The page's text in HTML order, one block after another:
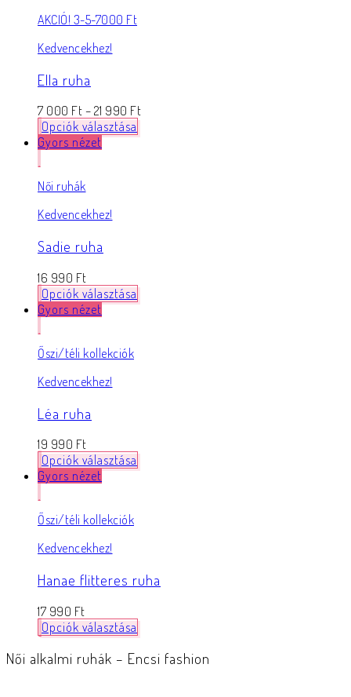
AKCIÓ! 3-5-7000 Ft
Kedvencekhez!
Ella ruha
7 000 Ft – 21 990 Ft
Opciók választása
Gyors nézet
Női ruhák
Kedvencekhez!
Sadie ruha
16 990 Ft
Opciók választása
Gyors nézet
Őszi/téli kollekciók
Kedvencekhez!
Léa ruha
19 990 Ft
Opciók választása
Gyors nézet
Őszi/téli kollekciók
Kedvencekhez!
Hanae flitteres ruha
17 990 Ft
Opciók választása
Női alkalmi ruhák – Encsi fashion